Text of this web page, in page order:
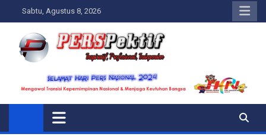
to
content
Sabtu, Agustus 8, 2026
Perspektif.today
Ispiratif Profesional Independen